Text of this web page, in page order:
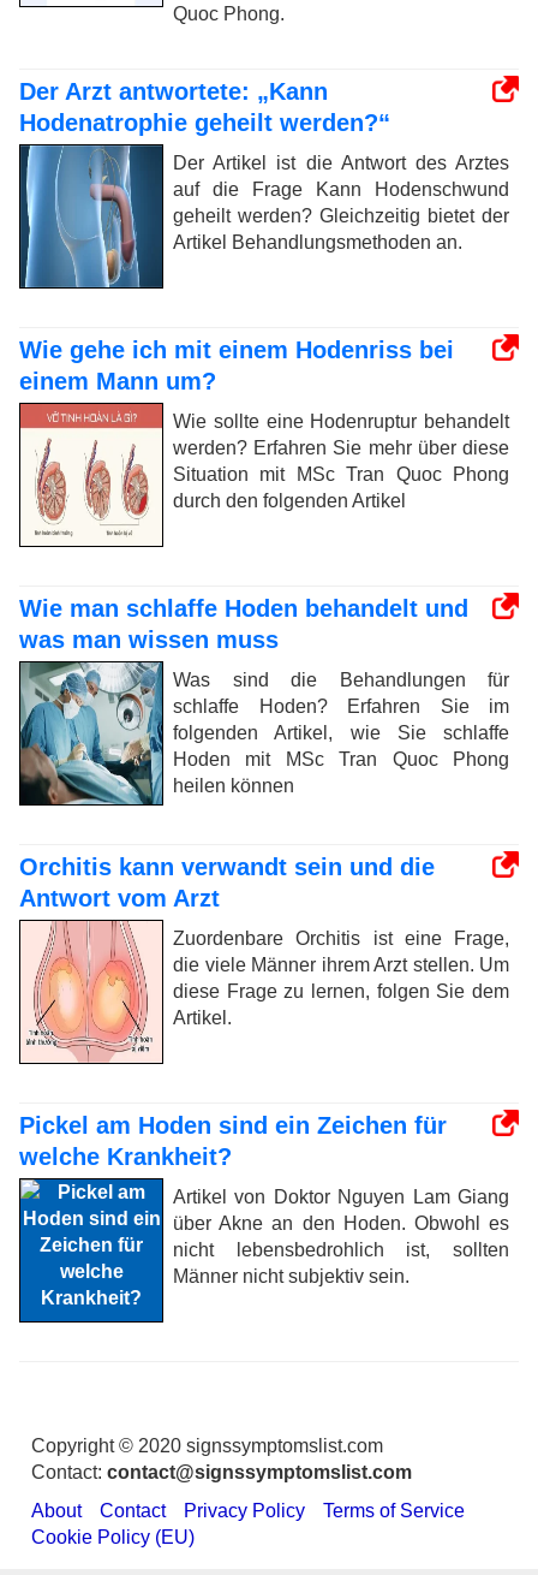
Quoc Phong.
Der Arzt antwortete: „Kann
Hodenatrophie geheilt werden?“
Der Artikel ist die Antwort des Arztes
auf die Frage Kann Hodenschwund
geheilt werden? Gleichzeitig bietet der
Artikel Behandlungsmethoden an.
Wie gehe ich mit einem Hodenriss bei
einem Mann um?
Wie sollte eine Hodenruptur behandelt
werden? Erfahren Sie mehr über diese
Situation mit MSc Tran Quoc Phong
durch den folgenden Artikel
Wie man schlaffe Hoden behandelt und
was man wissen muss
Was sind die Behandlungen für
schlaffe Hoden? Erfahren Sie im
folgenden Artikel, wie Sie schlaffe
Hoden mit MSc Tran Quoc Phong
heilen können
Orchitis kann verwandt sein und die
Antwort vom Arzt
Zuordenbare Orchitis ist eine Frage,
die viele Männer ihrem Arzt stellen. Um
diese Frage zu lernen, folgen Sie dem
Artikel.
Pickel am Hoden sind ein Zeichen für
welche Krankheit?
Artikel von Doktor Nguyen Lam Giang
über Akne an den Hoden. Obwohl es
nicht lebensbedrohlich ist, sollten
Männer nicht subjektiv sein.
Copyright © 2020 signssymptomslist.com
Contact: contact@signssymptomslist.com
About
Contact Privacy Policy
Terms of Service
Cookie Policy (EU)